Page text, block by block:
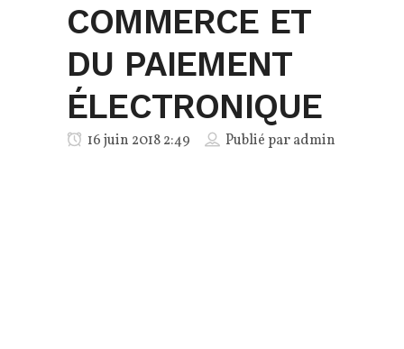
COMMERCE ET
DU PAIEMENT
ÉLECTRONIQUE
16 juin 2018 2:49 Publié paradmin